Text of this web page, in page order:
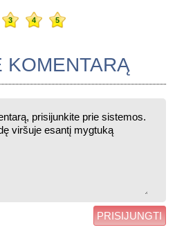
3 4 5
KOMENTARĄ
PRISIJUNGTI